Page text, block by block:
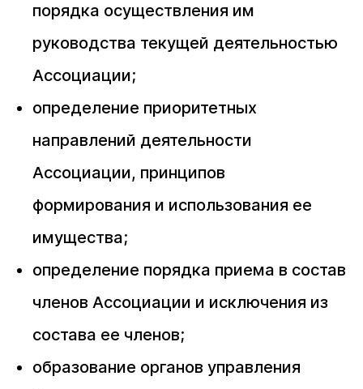
порядка осуществления им
руководства текущей деятельностью
Ассоциации;
определение приоритетных
направлений деятельности
Ассоциации, принципов
формирования и использования ее
имущества;
определение порядка приема в состав
членов Ассоциации и исключения из
состава ее членов;
образование органов управления